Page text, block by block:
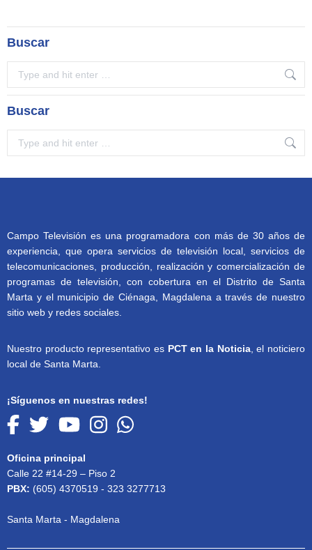
Buscar
Buscar
Campo Televisión es una programadora con más de 30 años de
experiencia, que opera servicios de televisión local, servicios de
telecomunicaciones, producción, realización y comercialización de
programas de televisión, con cobertura en el Distrito de Santa
Marta y el municipio de Ciénaga, Magdalena a través de nuestro
sitio web y redes sociales.
Nuestro producto representativo es PCT en la Noticia, el noticiero
local de Santa Marta.
¡Síguenos en nuestras redes!
Oficina principal
Calle 22 #14-29 – Piso 2
PBX: (605) 4370519 - 323 3277713
Santa Marta - Magdalena